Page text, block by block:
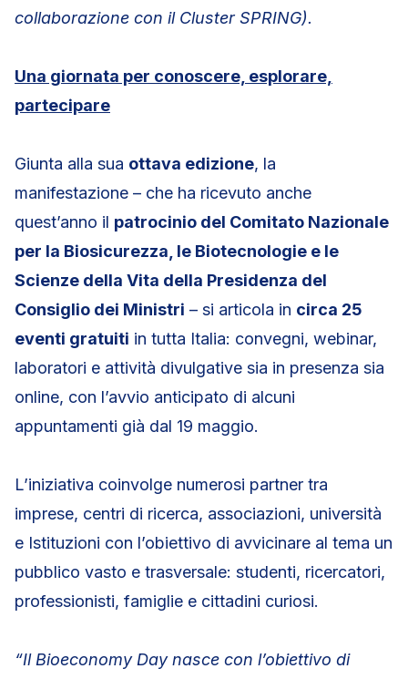
collaborazione con il Cluster SPRING).
Una giornata per conoscere, esplorare,
partecipare
Giunta alla sua ottava edizione, la
manifestazione – che ha ricevuto anche
quest’anno il patrocinio del Comitato Nazionale
per la Biosicurezza, le Biotecnologie e le
Scienze della Vita della Presidenza del
Consiglio dei Ministri – si articola in circa 25
eventi gratuiti in tutta Italia: convegni, webinar,
laboratori e attività divulgative sia in presenza sia
online, con l’avvio anticipato di alcuni
appuntamenti già dal 19 maggio.
L’iniziativa coinvolge numerosi partner tra
imprese, centri di ricerca, associazioni, università
e Istituzioni con l’obiettivo di avvicinare al tema un
pubblico vasto e trasversale: studenti, ricercatori,
professionisti, famiglie e cittadini curiosi.
“Il Bioeconomy Day nasce con l’obiettivo di